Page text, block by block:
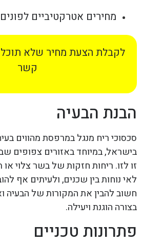
מחירים אטרקטיביים
לקבלת הצעת מחיר שלא תוכלו
קשר
הבנת הבעיה
סכסוכי ריח מנגל במרפסת מהווים
בישראל, במיוחד באזורים צפופים
זו לזו. ריחות חזקות של בשר צלוי או
לאי נוחות בין שכנים, ולעיתים אף
חשוב להבין את המקורות של הבעיה
בצורה הוגנת ויעילה.
פתרונות טכניים